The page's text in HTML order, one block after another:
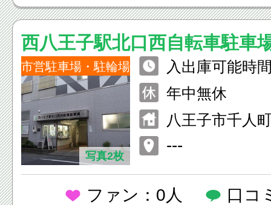
西八王子駅北口西自転車駐車
市営駐車場・駐輪場
写真2枚
入出庫可能時
年中無休
八王子市千人
---
ファン：0人 口コ